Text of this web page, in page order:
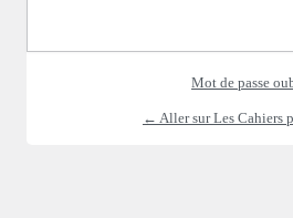
Mot de passe
← Aller sur Les Cahiers